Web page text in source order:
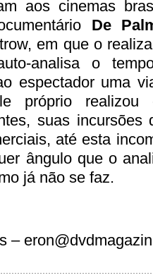
aos cinemas
De
em que o
analisa o
espectador uma
próprio realizou
suas
até esta
ângulo que o
já não se faz.
–